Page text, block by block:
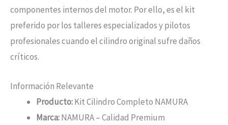
componentes internos del motor. Por ello, es el kit
preferido por los talleres especializados y pilotos
profesionales cuando el cilindro original sufre daños
críticos.
Información Relevante
Producto:Kit Cilindro Completo NAMURA
Marca:NAMURA – Calidad Premium